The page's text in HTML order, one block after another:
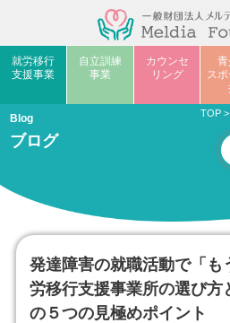
就労移行
支援事業
自立訓練
事業
カウンセ
リング
ス
Blog
ブログ
TOP >
発達障害の就職活動で「も
労移行支援事業所の選び方
の５つの見極めポイント